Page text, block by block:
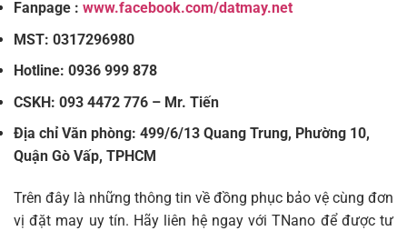
Fanpage : www.facebook.com/datmay.net
MST: 0317296980
Hotline: 0936 999 878
CSKH: 093 4472 776 – Mr. Tiến
Địa chỉ Văn phòng: 499/6/13 Quang Trung, Phường 10,
Quận Gò Vấp, TPHCM
Trên đây là những thông tin về đồng phục bảo vệ cùng đơn
vị đặt may uy tín. Hãy liên hệ ngay với TNano để được tư